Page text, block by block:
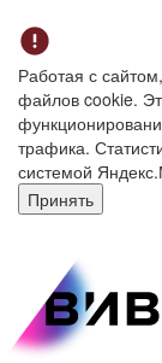
Работая с
файлов cookie.
трафика.
системой
Принять